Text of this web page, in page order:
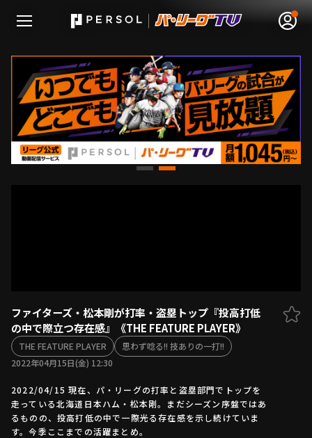
無料アカウント登録 ログイン
HOME
ファーム東地区
ファーム中地区
ファーム西地区
交流戦
選手名鑑
選手名鑑トップ
北海道日本ハムファイターズ
東北楽天ゴールデンイーグルス
埼玉西武ライオンズ
千葉ロッテマリーンズ
オリックス・バファローズ
ニュース
設定
ファイターズ・松本剛が打率・盗塁トップ『投高打低
の中で際立つ存在感』《THE FEATURE PLAYER》
THE FEATURE PLAYER
思わず唸る!! 技ありの一打!!
2022年04月15日(金) 12:30
2022/04/15 現在、パ・リーグの打率と盗塁部門でトップを
走っている北海道日本ハム・松本剛。まだシーズン序盤ではあ
るものの、投高打低の中で一際光る存在感を示し続けていま
す。今季ここまでの活躍まとめ。